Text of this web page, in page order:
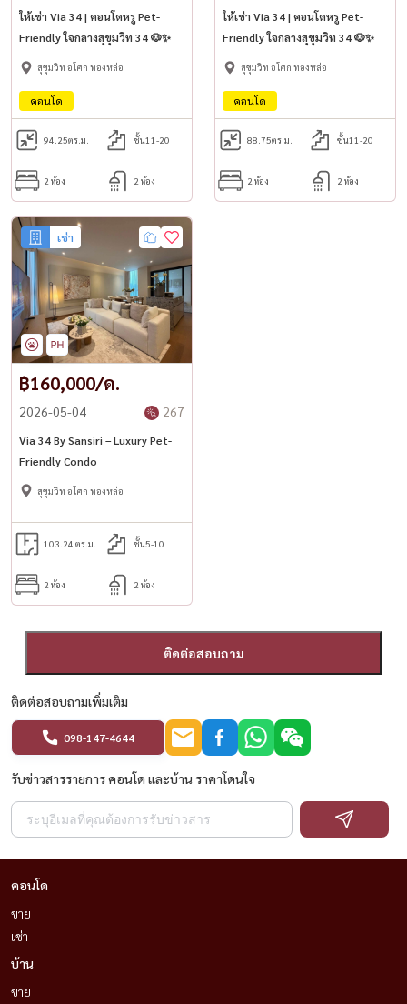
ให้เช่า Via 34 | คอนโดหรู Pet-
Friendly ใจกลางสุขุมวิท 34 🐶✨
สุขุมวิท อโศก ทองหล่อ
คอนโด
94.25ตร.ม. ชั้น11-20
2 ห้อง 2 ห้อง
ให้เช่า Via 34 | คอนโดหรู Pet-
Friendly ใจกลางสุขุมวิท 34 🐶✨
สุขุมวิท อโศก ทองหล่อ
คอนโด
88.75ตร.ม. ชั้น11-20
2 ห้อง 2 ห้อง
เช่า
฿160,000/ด.
2026-05-04 267
Via 34 By Sansiri – Luxury Pet-
Friendly Condo
สุขุมวิท อโศก ทองหล่อ
103.24 ตร.ม. ชั้น5-10
2 ห้อง 2 ห้อง
ติดต่อสอบถาม
ติดต่อสอบถามเพิ่มเติม
098-147-4644
รับข่าวสารรายการ คอนโด และบ้าน ราคาโดนใจ
คอนโด
ขาย
เช่า
บ้าน
ขาย